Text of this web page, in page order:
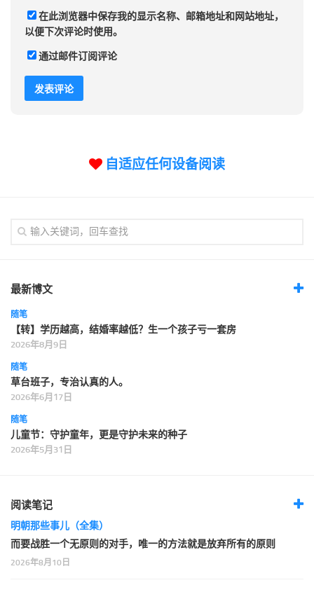
在此浏览器中保存我的显示名称、邮箱地址和网站地址，
以便下次评论时使用。
通过邮件订阅评论
自适应任何设备阅读
最新博文
随笔
【转】学历越高，结婚率越低？生一个孩子亏一套房
2026年8月9日
随笔
草台班子，专治认真的人。
2026年6月17日
随笔
儿童节：守护童年，更是守护未来的种子
2026年5月31日
阅读笔记
明朝那些事儿（全集）
而要战胜一个无原则的对手，唯一的方法就是放弃所有的原则
2026年8月10日